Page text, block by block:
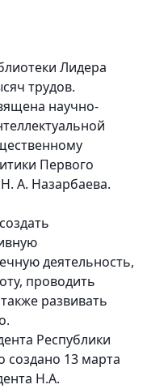
Лидера
трудов.
научно-
Первого
А. Назарбаева.
деятельность,
проводить
развивать
Республики
создано 13 марта
Н.А.